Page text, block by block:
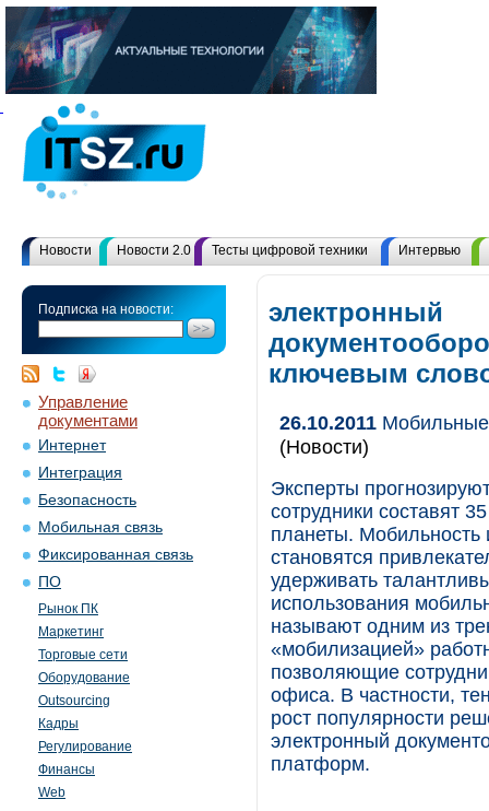
Новости Новости 2.0 Тесты цифровой техники Интервью
Подписка на новости:
Управление
документами
Интернет
Интеграция
Безопасность
Мобильная связь
Фиксированная связь
ПО
Рынок ПК
Маркетинг
Торговые сети
Оборудование
Outsourcing
Кадры
Регулирование
Финансы
Web
электронный
ключевым
26.10.2011
(Новости)
Эксперты
сотрудники составят
планеты. Мобильность
становятся
удерживать
использования
называют одним из
«мобилизацией»
позволяющие
офиса. В частности,
рост популярности
электронный
платформ.